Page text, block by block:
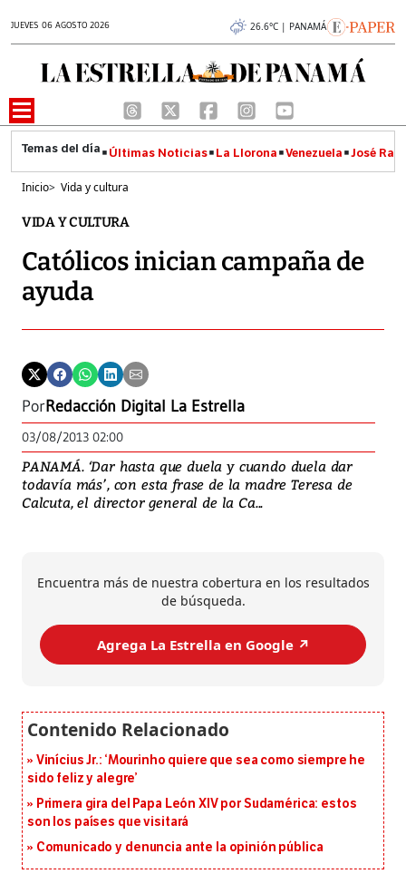
JUEVES 06 AGOSTO 2026 26.6°C | PANAMÁ
Últimas Noticias La Llorona Venezuela José
Inicio> Vida y cultura
VIDA Y CULTURA
Católicos inician campaña de
ayuda
PorRedacción Digital La Estrella
03/08/2013 02:00
PANAMÁ. ‘Dar hasta que duela y cuando duela dar
todavía más’, con esta frase de la madre Teresa de
Calcuta, el director general de la Ca...
Encuentra más de nuestra cobertura en los resultados
de búsqueda.
Agrega La Estrella en Google ↗️
Vinícius Jr.: ‘Mourinho quiere que sea como siempre he
sido feliz y alegre’
Primera gira del Papa León XIV por Sudamérica: estos
son los países que visitará
Comunicado y denuncia ante la opinión pública